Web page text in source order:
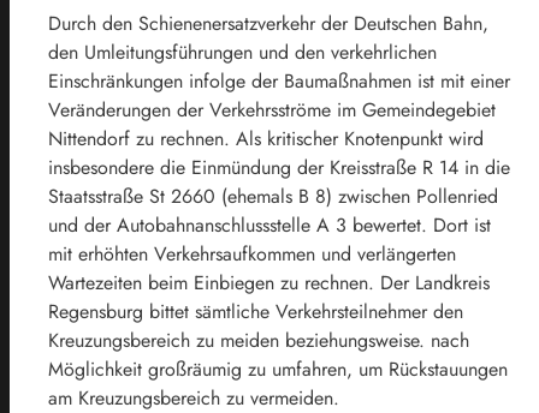
Durch den Schienenersatzverkehr der Deutschen Bahn,
den Umleitungsführungen und den verkehrlichen
Einschränkungen infolge der Baumaßnahmen ist mit einer
Veränderungen der Verkehrsströme im Gemeindegebiet
Nittendorf zu rechnen. Als kritischer Knotenpunkt wird
insbesondere die Einmündung der Kreisstraße R 14 in die
Staatsstraße St 2660 (ehemals B 8) zwischen Pollenried
und der Autobahnanschlussstelle A 3 bewertet. Dort ist
mit erhöhten Verkehrsaufkommen und verlängerten
Wartezeiten beim Einbiegen zu rechnen. Der Landkreis
Regensburg bittet sämtliche Verkehrsteilnehmer den
Kreuzungsbereich zu meiden beziehungsweise. nach
Möglichkeit großräumig zu umfahren, um Rückstauungen
am Kreuzungsbereich zu vermeiden.